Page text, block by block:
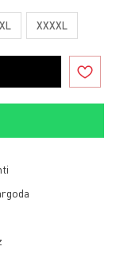
XXXXL